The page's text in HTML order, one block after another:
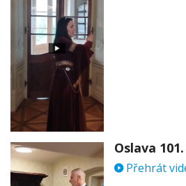
Přehrát